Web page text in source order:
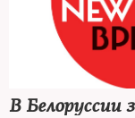
В Белоруссии